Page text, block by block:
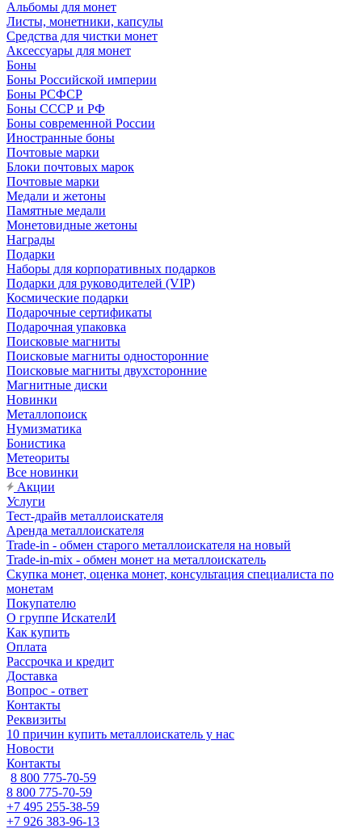
Альбомы для монет
Листы, монетники, капсулы
Средства для чистки монет
Аксессуары для монет
Боны
Боны Российской империи
Боны РСФСР
Боны СССР и РФ
Боны современной России
Иностранные боны
Почтовые марки
Блоки почтовых марок
Почтовые марки
Медали и жетоны
Памятные медали
Монетовидные жетоны
Награды
Подарки
Наборы для корпоративных подарков
Подарки для руководителей (VIP)
Космические подарки
Подарочные сертификаты
Подарочная упаковка
Поисковые магниты
Поисковые магниты односторонние
Поисковые магниты двухсторонние
Магнитные диски
Новинки
Металлопоиск
Нумизматика
Бонистика
Метеориты
Все новинки
Акции
Услуги
Тест-драйв металлоискателя
Аренда металлоискателя
Trade-in - обмен старого металлоискателя на новый
Trade-in-mix - обмен монет на металлоискатель
Скупка монет, оценка монет, консультация специалиста по
монетам
Покупателю
О группе ИскателИ
Как купить
Оплата
Рассрочка и кредит
Доставка
Вопрос - ответ
Контакты
Реквизиты
10 причин купить металлоискатель у нас
Новости
Контакты
8 800 775-70-59
8 800 775-70-59
+7 495 255-38-59
+7 926 383-96-13